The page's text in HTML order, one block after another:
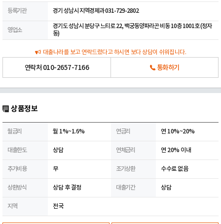
등록기관 경기 성남시 지역경제과 031-729-2802
영업소
경기도 성남시 분당구 느티로 22, 백궁동양파라곤 비동 10층 1001호 (정자
동)
대출나라를 보고 연락드렸다고 하시면 보다 상담이 쉬워집니다.
연락처 010-2657-7166 통화하기
상품정보
월금리 월 1%~1.6% 연금리 연 10%~20%
대출한도 상담 연체금리 연 20% 이내
추가비용 무 조기상환 수수료 없음
상환방식 상담 후 결정 대출기간 상담
지역 전국